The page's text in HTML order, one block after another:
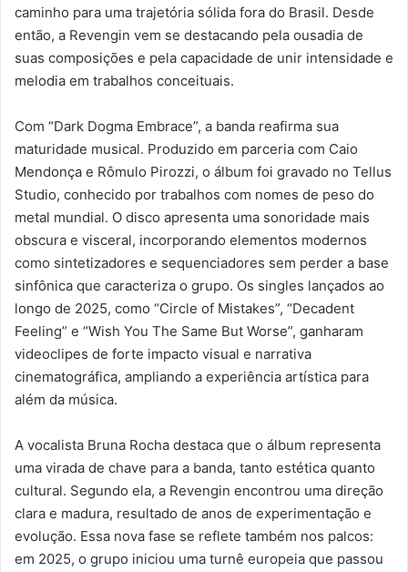
caminho para uma trajetória sólida fora do Brasil. Desde
então, a Revengin vem se destacando pela ousadia de
suas composições e pela capacidade de unir intensidade e
melodia em trabalhos conceituais.
Com “Dark Dogma Embrace”, a banda reafirma sua
maturidade musical. Produzido em parceria com Caio
Mendonça e Rômulo Pirozzi, o álbum foi gravado no Tellus
Studio, conhecido por trabalhos com nomes de peso do
metal mundial. O disco apresenta uma sonoridade mais
obscura e visceral, incorporando elementos modernos
como sintetizadores e sequenciadores sem perder a base
sinfônica que caracteriza o grupo. Os singles lançados ao
longo de 2025, como “Circle of Mistakes”, “Decadent
Feeling” e “Wish You The Same But Worse”, ganharam
videoclipes de forte impacto visual e narrativa
cinematográfica, ampliando a experiência artística para
além da música.
A vocalista Bruna Rocha destaca que o álbum representa
uma virada de chave para a banda, tanto estética quanto
cultural. Segundo ela, a Revengin encontrou uma direção
clara e madura, resultado de anos de experimentação e
evolução. Essa nova fase se reflete também nos palcos:
em 2025, o grupo iniciou uma turnê europeia que passou